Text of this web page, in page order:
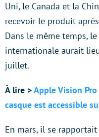
Uni, le Canada et la
recevoir le produit
Dans le même temps,
internationale aurait
juillet.
À lire >Apple Vision
casque est accessible
En mars, il se